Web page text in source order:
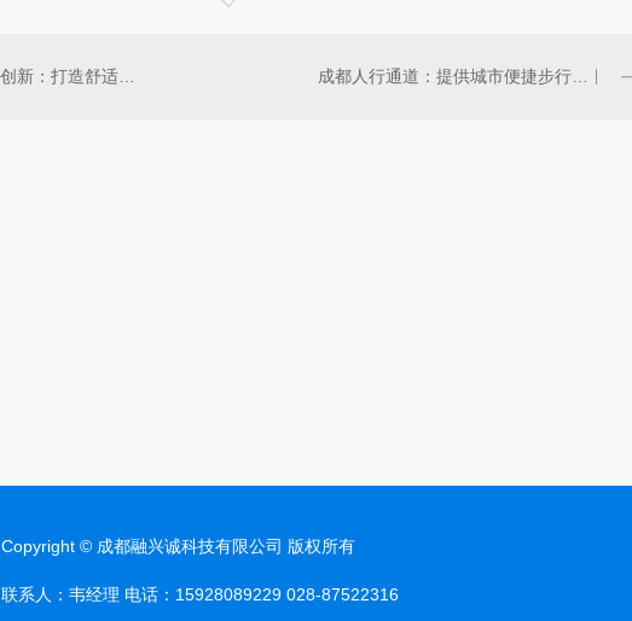
成都人行通道设计创新：打造舒适步行环境 成都人行通道：提供城市便捷步行体验
Copyright © 成都融兴诚科技有限公司 版权所有
联系人：韦经理 电话：15928089229 028-87522316